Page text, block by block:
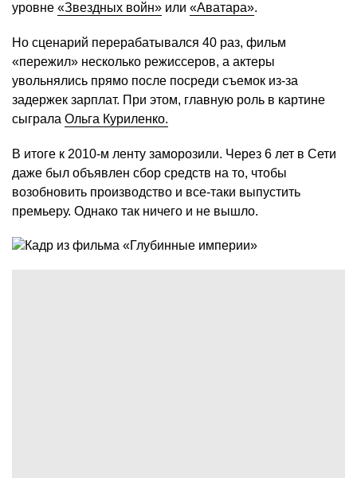
уровне «Звездных войн» или «Аватара».
Но сценарий перерабатывался 40 раз, фильм
«пережил» несколько режиссеров, а актеры
увольнялись прямо после посреди съемок из-за
задержек зарплат. При этом, главную роль в картине
сыграла Ольга Куриленко.
В итоге к 2010-м ленту заморозили. Через 6 лет в Сети
даже был объявлен сбор средств на то, чтобы
возобновить производство и все-таки выпустить
премьеру. Однако так ничего и не вышло.